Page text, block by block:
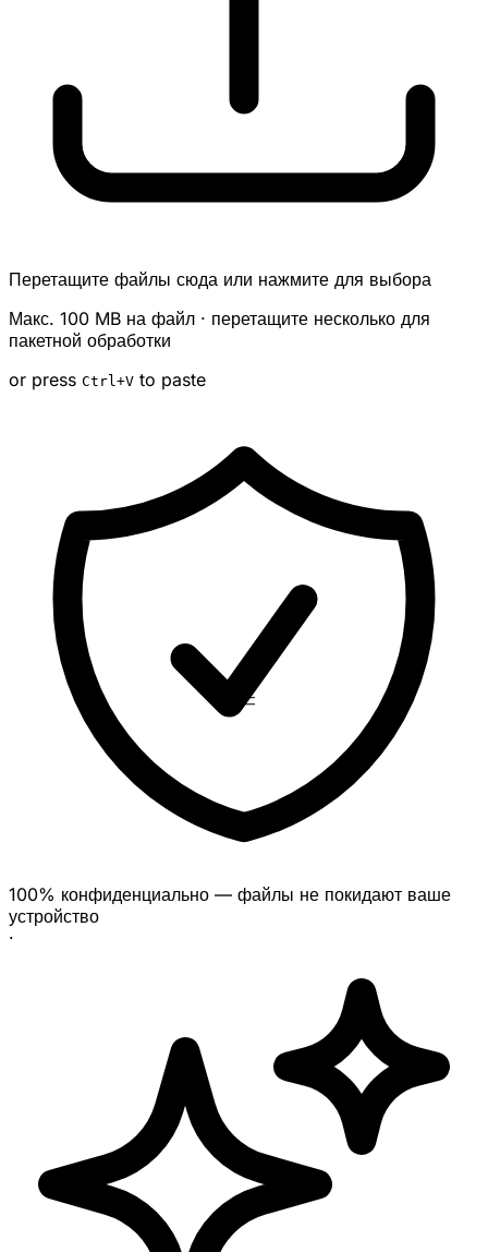
Перетащите файлы сюда или нажмите для выбора
Макс. 100 MB на файл · перетащите несколько для
пакетной обработки
or press Ctrl +V to paste
100% конфиденциально — файлы не покидают ваше
устройство
·